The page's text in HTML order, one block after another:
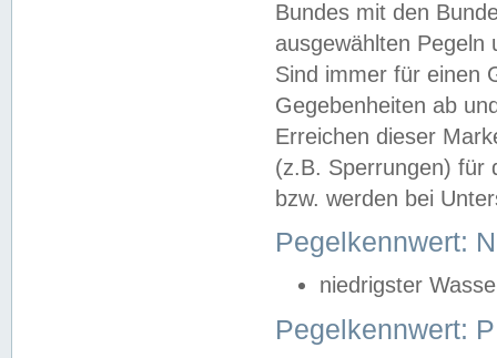
Bundes mit den
ausgewählten
Sind immer für einen
Gegebenheiten ab
Erreichen dieser
(z.B. Sperrungen) für
bzw. werden bei
Pegelkennwert:
niedrigster
Pegelkennwert: